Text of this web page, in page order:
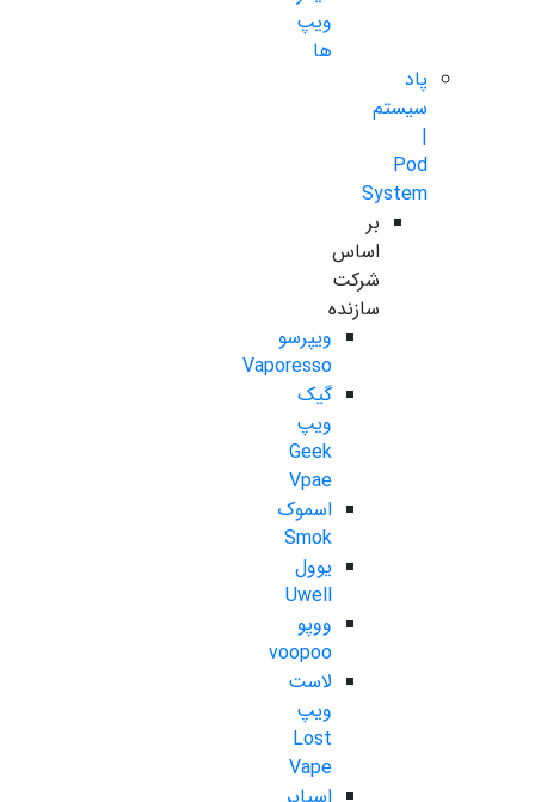
ویپ
ها
پاد
سیستم
|
Pod
System
بر
اساس
شرکت
سازنده
ویپرسو
Vaporesso
گیک
ویپ
Geek
Vpae
اسموک
Smok
یوول
Uwell
ووپو
voopoo
لاست
ویپ
Lost
Vape